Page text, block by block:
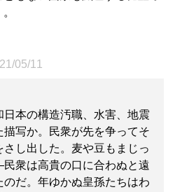
05/11
日本の構造汚職、水害、地震
描写か。民衆が先を争ってそ
さし出した。麦や豆もまじっ
衆は高貴の口に合わぬと遠
のだ。年ゆかぬ皇孫たちはわ